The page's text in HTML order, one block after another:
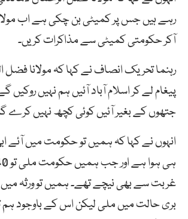
رہے ہیں جس پر کمیٹی بن چکی ہے اب
آکر حکومتی کمیٹی سے مذاکرات کریں۔
رہنما تحریک انصاف نے کہا کہ مولانا فضل
پیغام لے کر اسلام آباد آئیں ہم نہیں روکیں
جتھوں کے بغیر آئیں کوئی کچھ نہیں کرے
انہوں نے کہا کہ ہمیں تو حکومت میں آئے
غربت سے بھی نیچے تھے۔ ہمیں تو ورثہ
بری حالت میں ملی لیکن اس کے باوجود ہم